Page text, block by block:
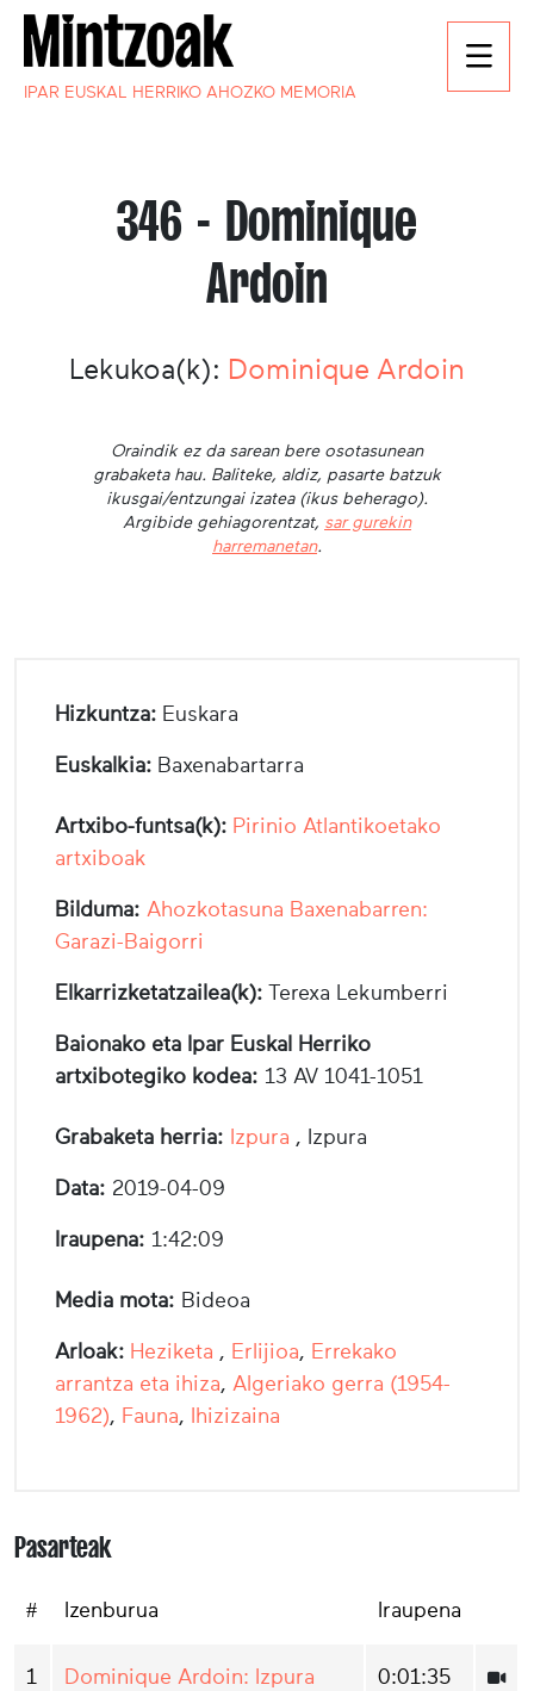
IPAR EUSKAL HERRIKO AHOZKO MEMORIA
346 - Dominique
Ardoin
Lekukoa(k): Dominique Ardoin
Oraindik ez da sarean bere osotasunean
grabaketa hau. Baliteke, aldiz, pasarte batzuk
ikusgai/entzungai izatea (ikus beherago).
Argibide gehiagorentzat, sar gurekin
harremanetan.
Hizkuntza: Euskara
Euskalkia: Baxenabartarra
Artxibo-funtsa(k): Pirinio Atlantikoetako
artxiboak
Bilduma: Ahozkotasuna Baxenabarren:
Garazi-Baigorri
Elkarrizketatzailea(k): Terexa Lekumberri
Baionako eta Ipar Euskal Herriko
artxibotegiko kodea: 13 AV 1041-1051
Grabaketa herria: Izpura , Izpura
Data: 2019-04-09
Iraupena: 1:42:09
Media mota: Bideoa
Arloak: Heziketa , Erlijioa, Errekako
arrantza eta ihiza, Algeriako gerra (1954-
1962), Fauna, Ihizizaina
Pasarteak
# Izenburua Iraupena
1
Dominique Ardoin: Izpura
0:01:35